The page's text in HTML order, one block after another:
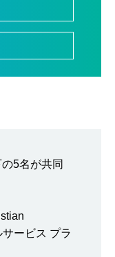
5名が共同
ービス プラ